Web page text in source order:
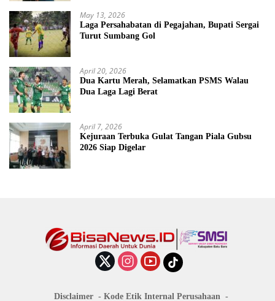
May 13, 2026
Laga Persahabatan di Pegajahan, Bupati Sergai
Turut Sumbang Gol
April 20, 2026
Dua Kartu Merah, Selamatkan PSMS Walau
Dua Laga Lagi Berat
April 7, 2026
Kejuraan Terbuka Gulat Tangan Piala Gubsu
2026 Siap Digelar
Disclaimer
Kode Etik Internal Perusahaan